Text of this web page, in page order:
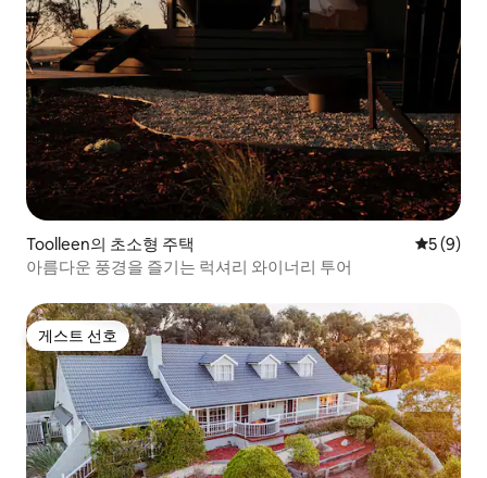
Toolleen의 초소형 주택 평점 5점
5 (9)
아름다운 풍경을 즐기는 럭셔리 와이너리 투어
게스트 선호
게스트 선호